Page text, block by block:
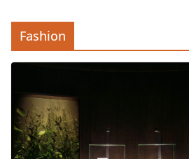
Fashion